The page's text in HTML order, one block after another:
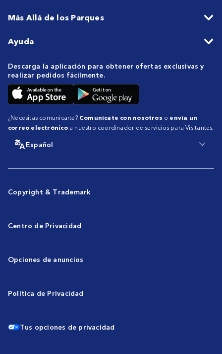
Más Allá de los Parques
Ayuda
Descarga la aplicación para obtener ofertas exclusivas y
realizar pedidos fácilmente.
¿Necesitas comunicarte? Comunícate con nosotros o envía un
correo electrónicoa nuestro coordinador de servicios para Visitantes.
Español
Copyright & Trademark
Centro de Privacidad
Opciones de anuncios
Política de Privacidad
Tus opciones de privacidad